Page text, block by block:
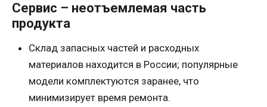
Сервис – неотъемлемая часть
продукта
Склад запасных частей и расходных
материалов находится в России; популярные
модели комплектуются заранее, что
минимизирует время ремонта.